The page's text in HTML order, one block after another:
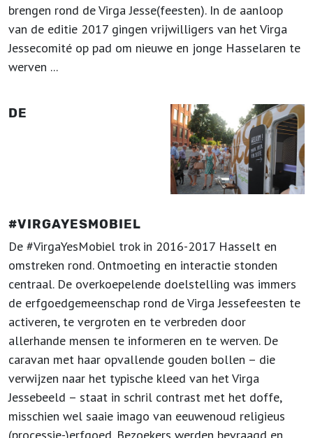
brengen rond de Virga Jesse(feesten). In de aanloop
van de editie 2017 gingen vrijwilligers van het Virga
Jessecomité op pad om nieuwe en jonge Hasselaren te
werven ...
DE
#VIRGAYESMOBIEL
De #VirgaYesMobiel trok in 2016-2017 Hasselt en
omstreken rond. Ontmoeting en interactie stonden
centraal. De overkoepelende doelstelling was immers
de erfgoedgemeenschap rond de Virga Jessefeesten te
activeren, te vergroten en te verbreden door
allerhande mensen te informeren en te werven. De
caravan met haar opvallende gouden bollen – die
verwijzen naar het typische kleed van het Virga
Jessebeeld – staat in schril contrast met het doffe,
misschien wel saaie imago van eeuwenoud religieus
(processie-)erfgoed. Bezoekers werden bevraagd en